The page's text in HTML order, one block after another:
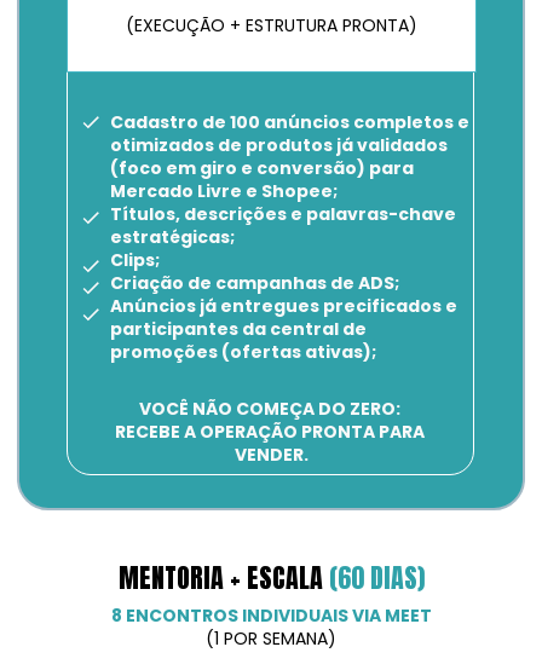
MENTORIA + ESCALA (60 DIAS)
8 ENCONTROS INDIVIDUAIS VIA MEET
(1 POR SEMANA)
(EXECUÇÃO + ESTRUTURA PRONTA)
Cadastro de 100 anúncios completos e
otimizados de produtos já validados
(foco em giro e conversão) para
Mercado Livre e Shopee;
Títulos, descrições e palavras-chave
estratégicas;
Clips;
Criação de campanhas de ADS;
Anúncios já entregues precificados e
participantes da central de
promoções (ofertas ativas);
VOCÊ NÃO COMEÇA DO ZERO:
RECEBE A OPERAÇÃO PRONTA PARA
VENDER.